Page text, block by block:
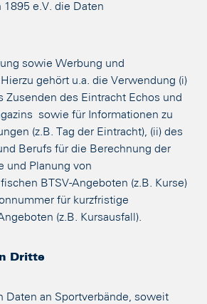
1895 e.V. die Daten
sowie Werbung und
gehört u.a. die Verwendung (i)
Zusenden des Eintracht Echos und
sowie für Informationen zu
(z.B. Tag der Eintracht), (ii) des
Berufs für die Berechnung der
und Planung von
BTSV-Angeboten (z.B. Kurse)
für kurzfristige
(z.B. Kursausfall).
Dritte
Daten an Sportverbände, soweit